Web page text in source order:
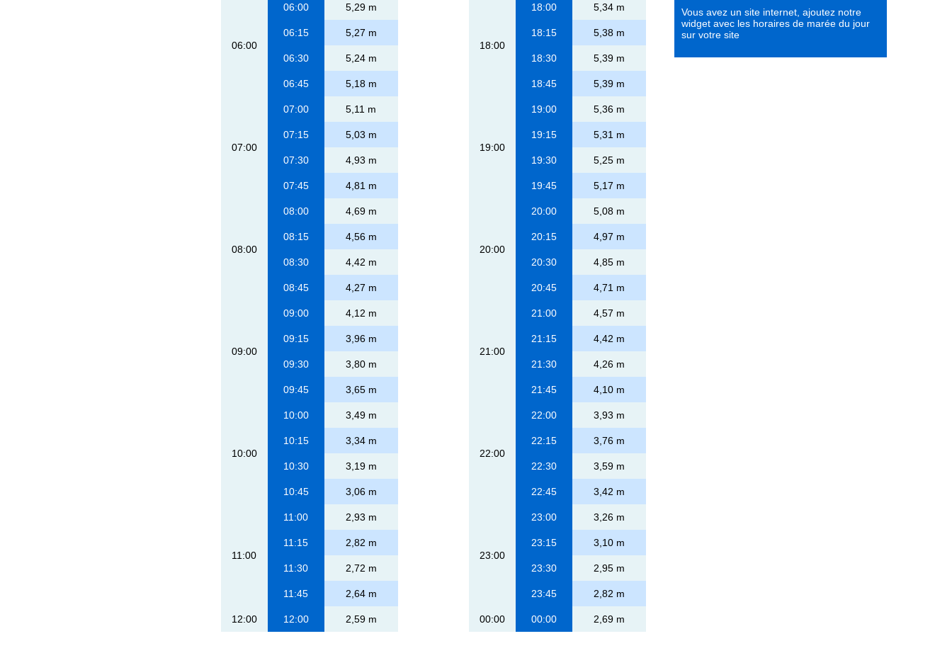
06:00
06:00 5,29 m
06:15 5,27 m
06:30 5,24 m
06:45 5,18 m
07:00
07:00 5,11 m
07:15 5,03 m
07:30 4,93 m
07:45 4,81 m
08:00
08:00 4,69 m
08:15 4,56 m
08:30 4,42 m
08:45 4,27 m
09:00
09:00 4,12 m
09:15 3,96 m
09:30 3,80 m
09:45 3,65 m
10:00
10:00 3,49 m
10:15 3,34 m
10:30 3,19 m
10:45 3,06 m
11:00
11:00 2,93 m
11:15 2,82 m
11:30 2,72 m
11:45 2,64 m
12:00 12:00 2,59 m
18:00
18:00 5,34 m
18:15 5,38 m
18:30 5,39 m
18:45 5,39 m
19:00
19:00 5,36 m
19:15 5,31 m
19:30 5,25 m
19:45 5,17 m
20:00
20:00 5,08 m
20:15 4,97 m
20:30 4,85 m
20:45 4,71 m
21:00
21:00 4,57 m
21:15 4,42 m
21:30 4,26 m
21:45 4,10 m
22:00
22:00 3,93 m
22:15 3,76 m
22:30 3,59 m
22:45 3,42 m
23:00
23:00 3,26 m
23:15 3,10 m
23:30 2,95 m
23:45 2,82 m
00:00 00:00 2,69 m
Vous avez un site internet, ajoutez notre
widget avec les horaires de marée du jour
sur votre site